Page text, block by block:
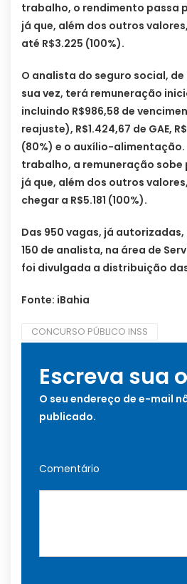
trabalho, o rendimento passa
já que, além dos outros
até R$3.225 (100%).
O analista do seguro social,
sua vez, terá remuneração
incluindo R$986,58 de
reajuste), R$1.424,67 de GAE,
(80%) e o auxílio-alimentação.
trabalho, a remuneração sobe
já que, além dos outros
chegar a R$5.181 (100%).
Das 950 vagas, já
150 de analista, na área de
foi divulgada a distribuição
Fonte: iBahia
CONCURSO PÚBLICO INSS
Escreva sua
O seu endereço de e-mail
publicado.
Comentário